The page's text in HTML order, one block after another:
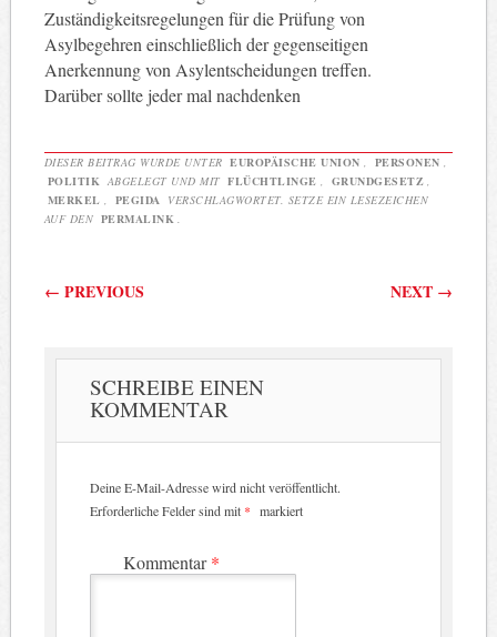
Zuständigkeitsregelungen für die Prüfung von
Asylbegehren einschließlich der gegenseitigen
Anerkennung von Asylentscheidungen treffen.
Darüber sollte jeder mal nachdenken
DIESER BEITRAG WURDE UNTER EUROPÄISCHE UNION PERSONEN
POLITIK ABGELEGT UND MIT FLÜCHTLINGE GRUNDGESETZ
MERKEL
PEGIDA
VERSCHLAGWORTET. SETZE EIN LESEZEICHEN
AUF DEN PERMALINK
Beitragsnavigation
← PREVIOUS NEXT →
SCHREIBE EINEN
KOMMENTAR
Deine E-Mail-Adresse wird nicht veröffentlicht.
Erforderliche Felder sind mit * markiert
Kommentar*